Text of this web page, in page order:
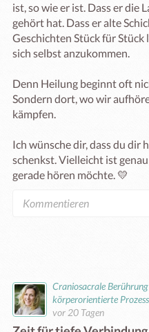
ist, so wie er ist. Dass er die
gehört hat. Dass er alte
Geschichten Stück für Stück
sich selbst anzukommen.
Denn Heilung beginnt oft
Sondern dort, wo wir
kämpfen.
Ich wünsche dir, dass du dir
schenkst. Vielleicht ist
gerade hören möchte. 💛
Craniosacrale
körperorientierte
vor 20 Tagen